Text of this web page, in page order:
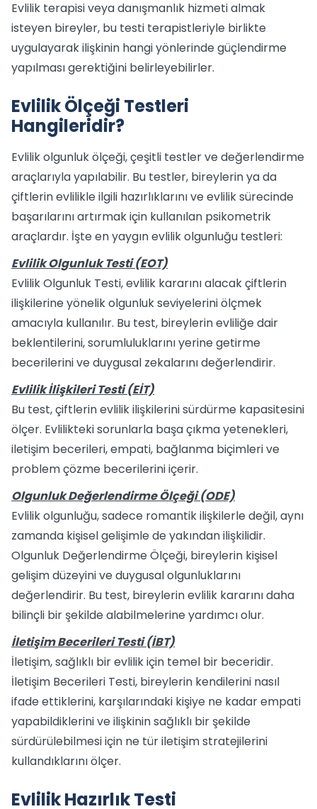
Evlilik terapisi veya danışmanlık hizmeti almak
isteyen bireyler, bu testi terapistleriyle birlikte
uygulayarak ilişkinin hangi yönlerinde güçlendirme
yapılması gerektiğini belirleyebilirler.
Evlilik Ölçeği Testleri
Hangileridir?
Evlilik olgunluk ölçeği, çeşitli testler ve değerlendirme
araçlarıyla yapılabilir. Bu testler, bireylerin ya da
çiftlerin evlilikle ilgili hazırlıklarını ve evlilik sürecinde
başarılarını artırmak için kullanılan psikometrik
araçlardır. İşte en yaygın evlilik olgunluğu testleri:
Evlilik Olgunluk Testi (EOT)
Evlilik Olgunluk Testi, evlilik kararını alacak çiftlerin
ilişkilerine yönelik olgunluk seviyelerini ölçmek
amacıyla kullanılır. Bu test, bireylerin evliliğe dair
beklentilerini, sorumluluklarını yerine getirme
becerilerini ve duygusal zekalarını değerlendirir.
Evlilik İlişkileri Testi (EİT)
Bu test, çiftlerin evlilik ilişkilerini sürdürme kapasitesini
ölçer. Evlilikteki sorunlarla başa çıkma yetenekleri,
iletişim becerileri, empati, bağlanma biçimleri ve
problem çözme becerilerini içerir.
Olgunluk Değerlendirme Ölçeği (ODE)
Evlilik olgunluğu, sadece romantik ilişkilerle değil, aynı
zamanda kişisel gelişimle de yakından ilişkilidir.
Olgunluk Değerlendirme Ölçeği, bireylerin kişisel
gelişim düzeyini ve duygusal olgunluklarını
değerlendirir. Bu test, bireylerin evlilik kararını daha
bilinçli bir şekilde alabilmelerine yardımcı olur.
İletişim Becerileri Testi (İBT)
İletişim, sağlıklı bir evlilik için temel bir beceridir.
İletişim Becerileri Testi, bireylerin kendilerini nasıl
ifade ettiklerini, karşılarındaki kişiye ne kadar empati
yapabildiklerini ve ilişkinin sağlıklı bir şekilde
sürdürülebilmesi için ne tür iletişim stratejilerini
kullandıklarını ölçer.
Evlilik Hazırlık Testi